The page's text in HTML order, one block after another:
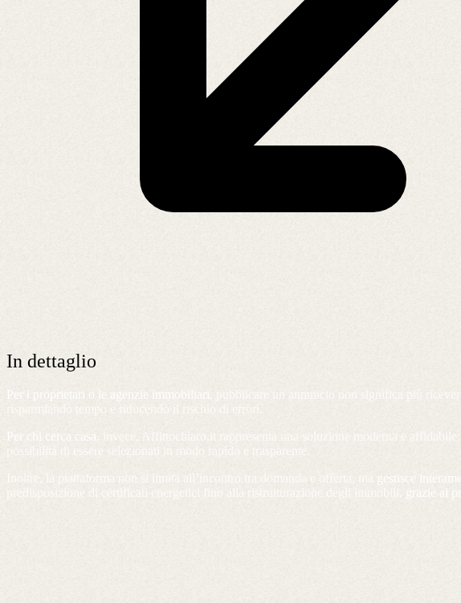
In dettaglio
Per i proprietari o le agenzie immobiliari , pubblicare un annuncio non significa più
risparmiando tempo e riducendo il rischio di errori.
Per chi cerca casa, invece, Affittochiaro.it rappresenta una soluzione moderna e
possibilità di essere selezionati in modo rapido e trasparente.
Inoltre, la piattaforma non si limita all’incontro tra domanda e offerta, ma gestisce
predisposizione di certificati energetici fino alla ristrutturazione degli immobili, grazie ai